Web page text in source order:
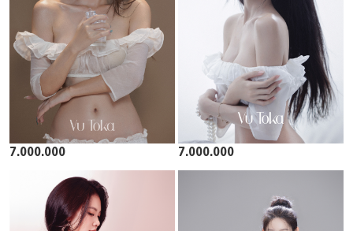
7.000.000 7.000.000